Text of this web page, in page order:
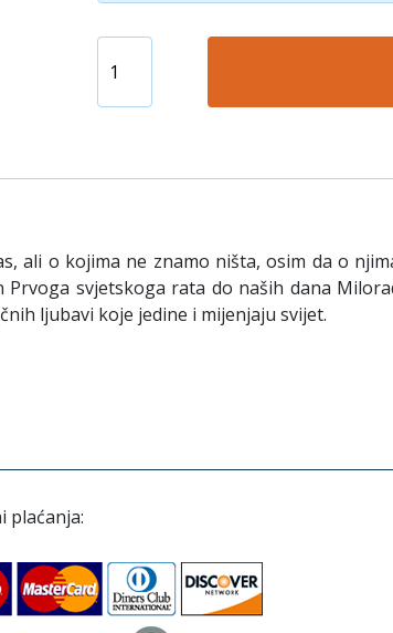
ali o kojima ne znamo ništa, osim da o
svjetskoga rata do naših dana
ljubavi koje jedine i mijenjaju svijet.
plaćanja: